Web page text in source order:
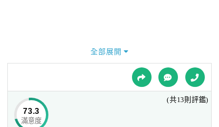
球
網
全部展開
73.3
滿意度
(共13則評鑑)